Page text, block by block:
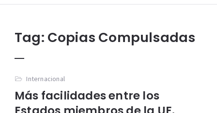
Tag: Copias Compulsadas
Internacional
Más facilidades entre los